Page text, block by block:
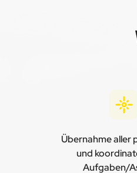
Übernahme aller
und
Aufgaben/